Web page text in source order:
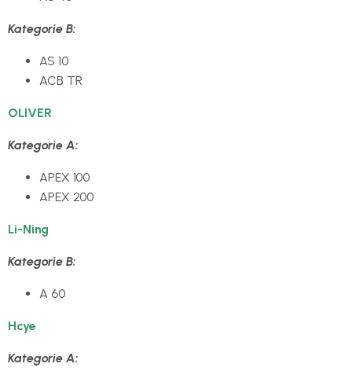
Kategorie B:
AS 10
ACB TR
OLIVER
Kategorie A:
APEX 100
APEX 200
Li-Ning
Kategorie B:
A 60
Hcye
Kategorie A: